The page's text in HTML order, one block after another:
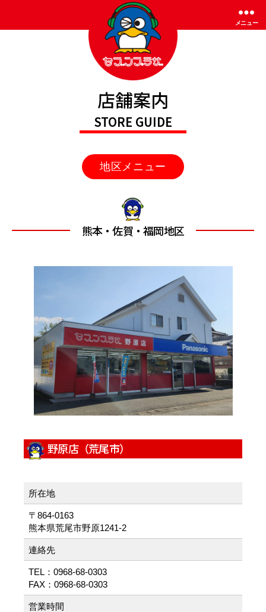
プ
ザ
メニュー
店舗案内
STORE GUIDE
メニュー
熊本・佐賀・福岡地区
野原店（荒尾市）
所在地
〒864-0163
熊本県荒尾市野原1241-2
連絡先
TEL：0968-68-0303
FAX：0968-68-0303
営業時間